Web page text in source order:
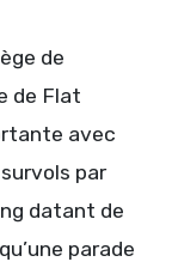
de
de Flat
avec
par
datant de
parade